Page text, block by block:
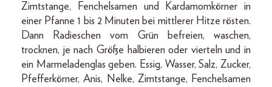
Zimtstange, Fenchelsamen und Kardamomkörner in
einer Pfanne 1 bis 2 Minuten bei mittlerer Hitze rösten.
Dann Radieschen vom Grün befreien, waschen,
trocknen, je nach Größe halbieren oder vierteln und in
ein Marmeladenglas geben. Essig, Wasser, Salz, Zucker,
Pfefferkörner, Anis, Nelke, Zimtstange, Fenchelsamen